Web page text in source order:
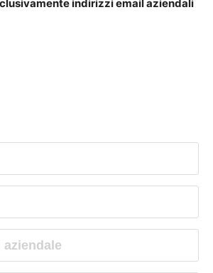
indirizzi email aziendali